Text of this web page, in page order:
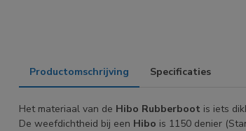
Productomschrijving Specificaties
Het materiaal van de Hibo Rubberboot is iets
De weefdichtheid bij een Hibo is 1150 denier